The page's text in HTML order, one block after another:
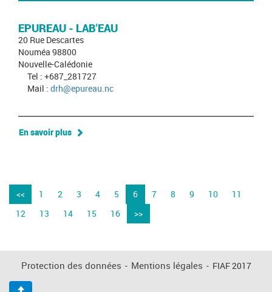
EPUREAU - LAB'EAU
20 Rue Descartes
Nouméa 98800
Nouvelle-Calédonie
Tel : +687_281727
Mail : drh@epureau.nc
En savoir plus
<< 1 2 3 4 5 6 7 8 9 10
11
12
13 14 15 16 >>
Protection des données - Mentions légales - FIAF 2017